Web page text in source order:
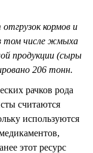
кормов и
том числе жмыха
продукции (сыры
206 тонн.
рачков рода
считаются
используются
этот ресурс